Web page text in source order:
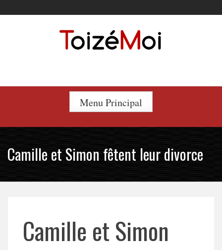
to
Menu Principal
Camille et Simon fêtent leur divorce
Camille et Simon